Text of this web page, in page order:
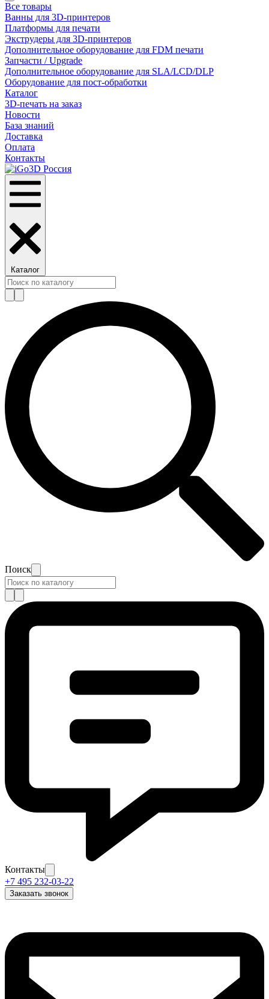
Все товары
Ванны для 3D-принтеров
Платформы для печати
Экструдеры для 3D-принтеров
Дополнительное оборудование для FDM печати
Запчасти / Upgrade
Дополнительное оборудование для SLA/LCD/DLP
Оборудование для пост-обработки
Каталог
3D-печать на заказ
Новости
База знаний
Доставка
Оплата
Контакты
Каталог
Поиск
Контакты
+7 495 232-03-22
Заказать звонок